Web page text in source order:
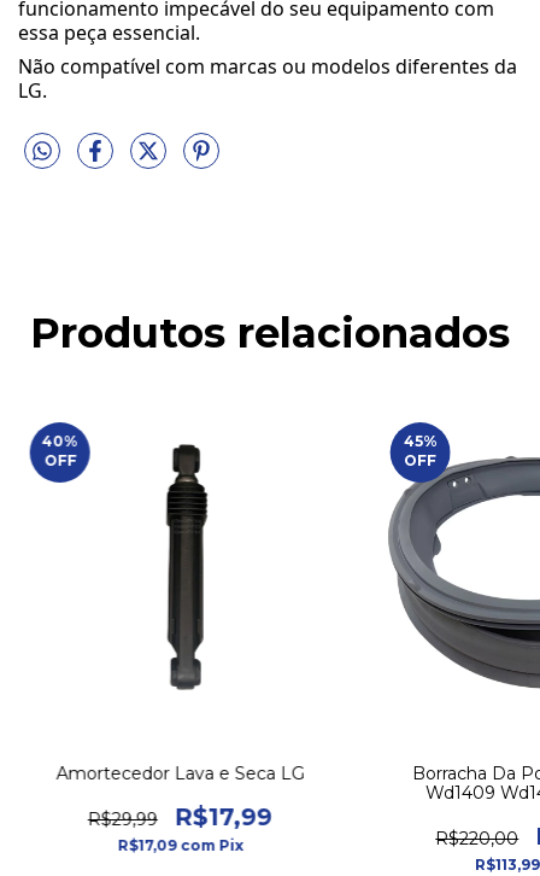
funcionamento impecável do seu equipamento com
essa peça essencial.
Não compatível com marcas ou modelos diferentes da
LG.
Produtos relacionados
40%
OFF
Amortecedor Lava e Seca LG
R$29,99 R$17,99
R$17,09 com Pix
45%
OFF
Borracha Da
Wd1409
R$220,00